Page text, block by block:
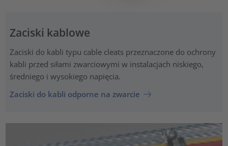
Zaciski kablowe
Zaciski do kabli typu cable cleats przeznaczone do ochrony
kabli przed siłami zwarciowymi w instalacjach niskiego,
średniego i wysokiego napięcia.
Zaciski do kabli odporne na zwarcie